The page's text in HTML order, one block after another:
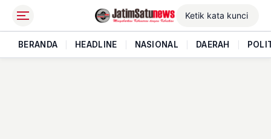
BERANDA HEADLINE NASIONAL DAERAH